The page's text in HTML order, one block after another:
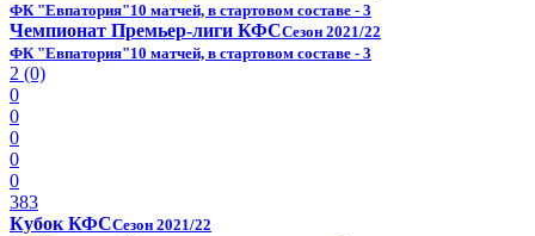
ФК "Евпатория"10 матчей, в стартовом составе - 3
Чемпионат Премьер-лиги КФССезон 2021/22
ФК "Евпатория"10 матчей, в стартовом составе - 3
2 (0)
0
0
0
0
0
383
Кубок КФССезон 2021/22